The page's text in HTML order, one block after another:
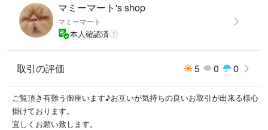
マミーマート's shop
マミーマート
本人確認済
取引の評価 5 0 0
ご覧頂き有難う御座います♪お互いが気持ちの良いお取引が出来る様心
掛けております。
宜しくお願い致します。